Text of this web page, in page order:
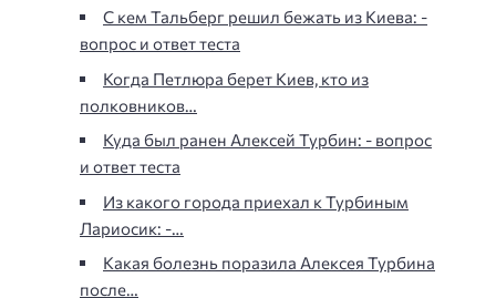
С кем Тальберг решил бежать из Киева: -
вопрос и ответ теста
Когда Петлюра берет Киев, кто из
полковников…
Куда был ранен Алексей Турбин: - вопрос
и ответ теста
Из какого города приехал к Турбиным
Лариосик: -…
Какая болезнь поразила Алексея Турбина
после…